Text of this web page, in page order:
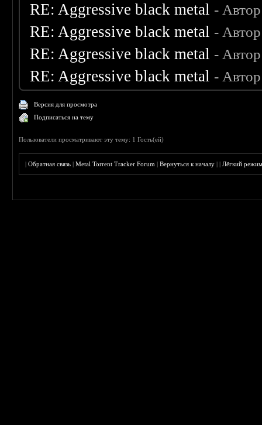
RE: Aggressive black metal -
RE: Aggressive black metal -
RE: Aggressive black metal -
RE: Aggressive black metal -
Версия для просмотра
Подписаться на тему
Пользователи просматривают эту тему: 1 Гость(ей)
|Обратная связь |Metal Torrent Tracker Forum |Вернуться к началу ||Лёгкий